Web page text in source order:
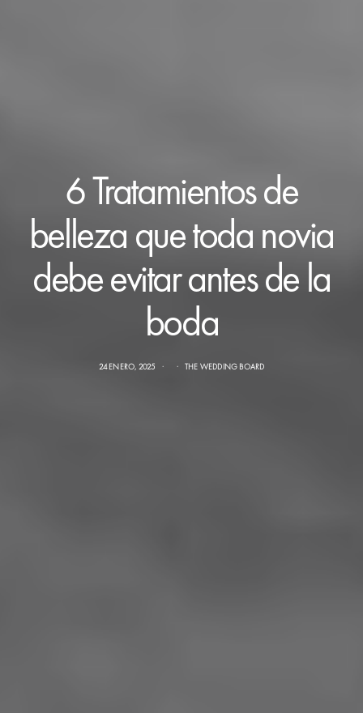
6 Tratamientos de
belleza que toda novia
debe evitar antes de la
boda
24 ENERO, 2025 THE WEDDING BOARD